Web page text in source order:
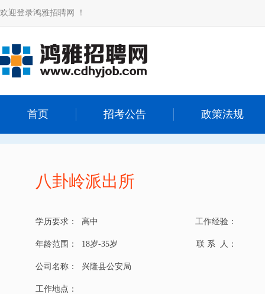
欢迎登录鸿雅招聘网 ！
首页 招考公告 政策法规
八卦岭派出所
学历要求： 高中 工作经验：
年龄范围： 18岁-35岁 联 系 人：
公司名称： 兴隆县公安局
工作地点：